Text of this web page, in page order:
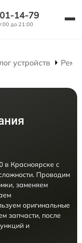
14-79
до 21:00
устройств
в Красноярске с
Проводим
заменяем
оригинальные
запчасти, после
и